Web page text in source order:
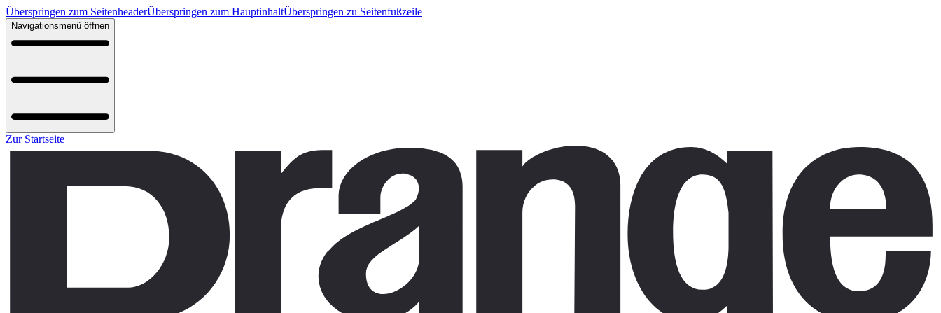
Überspringen zum SeitenheaderÜberspringen zum HauptinhaltÜberspringen zu Seitenfußzeile
Navigationsmenü öffnen
Zur Startseite